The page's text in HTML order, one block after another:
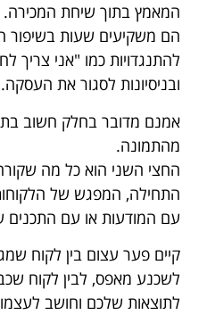
המאמץ בתוך שיחת המכירה.
הם משקיעים שעות בשיפור
להתנגדויות כמו "אני צריך
ובניסיונות לסגור את העסקה.
אמנם מדובר בחלק חשוב
מהתמונה.
החצי השני הוא כל מה
התחילה, המפגש של
עם המודעות או עם התכנים
קיים פער עצום בין לקוח
לשכנע מאפס, לבין לקוח
לתוצאות שלכם וחושב